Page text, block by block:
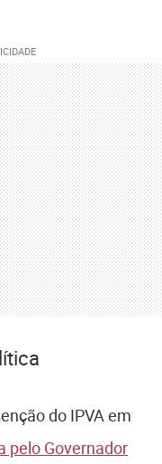
do IPVA em
pelo Governador